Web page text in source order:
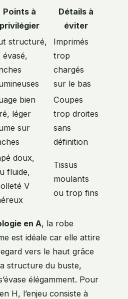
Points à
privilégier
Détails à
éviter
structuré,
évasé,
Imprimés
trop
chargés
sur le bas
bien
léger
sur
Coupes
trop droites
sans
définition
doux,
fluide,
V
Tissus
moulants
ou trop fins
en A, la robe
est idéale car elle attire
vers le haut grâce
structure du buste,
élégamment. Pour
H, l’enjeu consiste à